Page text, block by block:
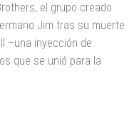
el grupo creado
Jim tras su muerte
–una inyección de
que se unió para la